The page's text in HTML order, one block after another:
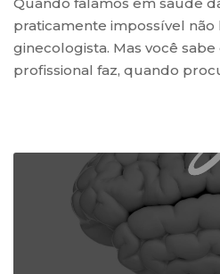
praticamente impossível
ginecologista. Mas você
profissional faz, quando